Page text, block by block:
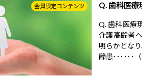
会員限定コンテンツ Q. 歯科医療
Q. 歯科医療
介護高齢者
明らかとな
齢患･･････